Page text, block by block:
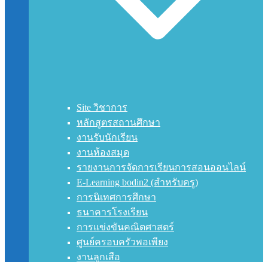
Site วิชาการ
หลักสูตรสถานศึกษา
งานรับนักเรียน
งานห้องสมุด
รายงานการจัดการเรียนการสอนออนไลน์
E-Learning bodin2 (สำหรับครู)
การนิเทศการศึกษา
ธนาคารโรงเรียน
การแข่งขันคณิตศาสตร์
ศูนย์ครอบครัวพอเพียง
งานลูกเสือ